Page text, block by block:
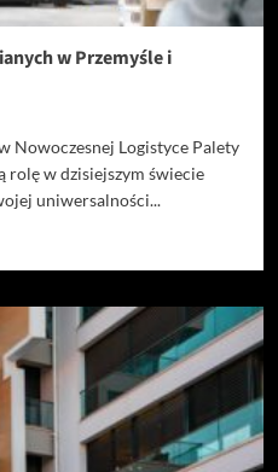
w Przemyśle i
Nowoczesnej Logistyce Palety
rolę w dzisiejszym świecie
uniwersalności...